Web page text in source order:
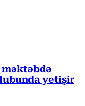
məktəbdə
yetişir